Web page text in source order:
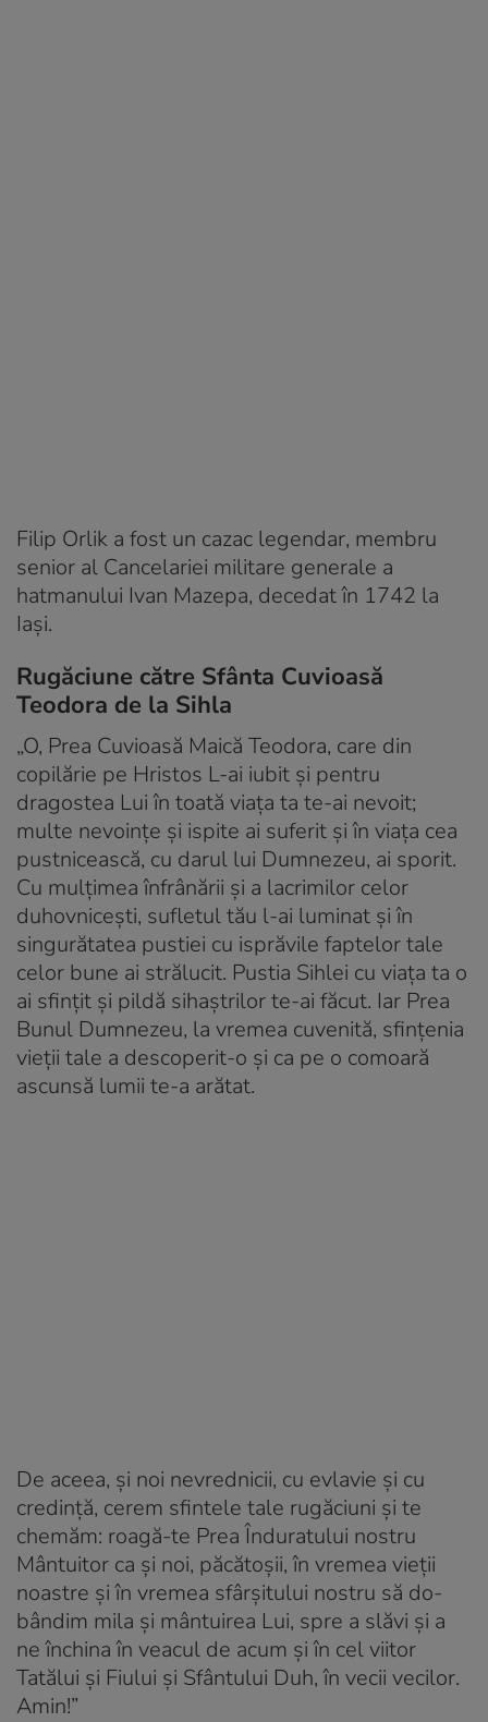
Filip Orlik a fost un cazac legendar, membru
senior al Cancelariei militare generale a
hatmanului Ivan Mazepa, decedat în 1742 la
Iași.
Rugăciune către Sfânta Cuvioasă
Teodora de la Sihla
„O, Prea Cuvioasă Maică Teodora, care din
copilărie pe Hristos L-ai iubit și pentru
dragostea Lui în toată viața ta te-ai nevoit;
multe nevoințe și ispite ai suferit și în viața cea
pustnicească, cu darul lui Dum­nezeu, ai sporit.
Cu mulțimea înfrânării și a lacrimilor celor
duhovnicești, sufletul tău l-ai luminat și în
singurătatea pustiei cu isprăvile faptelor tale
celor bune ai strălucit. Pustia Sihlei cu viața ta o
ai sfințit și pildă sihaștrilor te-ai făcut. Iar Prea
Bunul Dumnezeu, la vremea cuvenită, sfințenia
vieții tale a des­coperit-o și ca pe o comoară
ascunsă lumii te-a arătat.
De aceea, și noi nevrednicii, cu evlavie și cu
credință, cerem sfintele tale rugăciuni și te
chemăm: roagă-te Prea Înduratului nostru
Mântuitor ca și noi, păcătoșii, în vremea vieții
noastre și în vremea sfârșitului nostru să do­
bândim mila și mântuirea Lui, spre a slăvi și a
ne închina în veacul de acum și în cel viitor
Tatălui și Fiului și Sfântului Duh, în vecii vecilor.
Amin!”